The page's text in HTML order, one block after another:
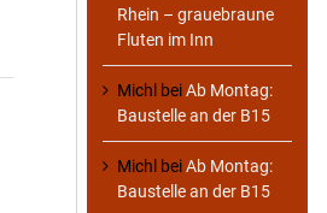
Rhein – grauebraune
Fluten im Inn
Michl beiAb Montag:
Baustelle an der B15
Michl beiAb Montag:
Baustelle an der B15